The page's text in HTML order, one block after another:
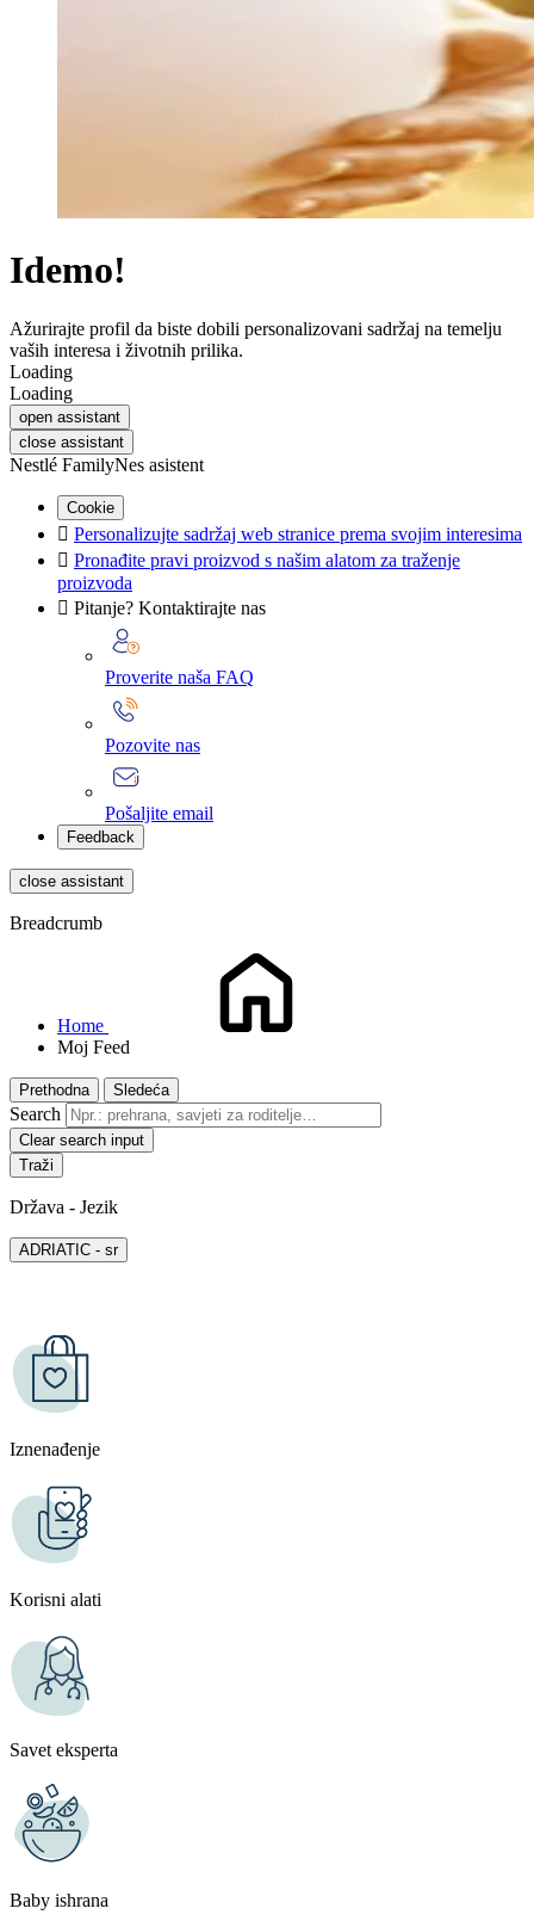
Idemo!
Ažurirajte profil da biste dobili personalizovani sadržaj na temelju
vaših interesa i životnih prilika.
Loading
Loading
open assistant
close assistant
Nestlé FamilyNes asistent
Cookie
 Personalizujte sadržaj web stranice prema svojim interesima
 Pronađite pravi proizvod s našim alatom za traženje
proizvoda
 Pitanje? Kontaktirajte nas
Proverite naša FAQ
Pozovite nas
Pošaljite email
Feedback
close assistant
Breadcrumb
Home
Moj Feed
Prethodna Sledeća
Search
Clear search input
Država - Jezik
ADRIATIC - sr
Iznenađenje
Korisni alati
Savet eksperta
Baby ishrana